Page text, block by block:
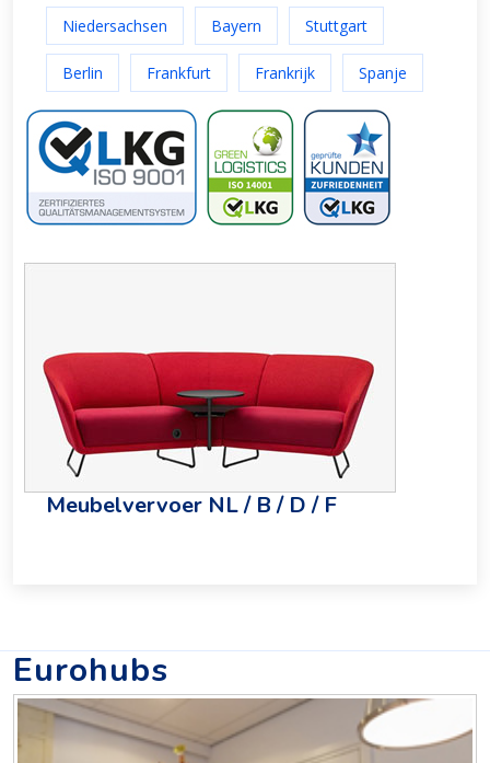
Niedersachsen Bayern Stuttgart
Berlin Frankfurt Frankrijk Spanje
Meubelvervoer NL / B / D / F
Eurohubs